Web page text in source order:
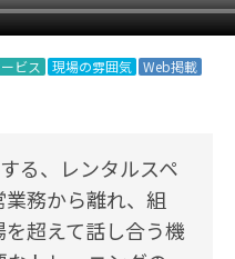
ビス 現場の雰囲気
Web掲載
る、レンタルスペ
務から離れ、組
超えて話し合う機